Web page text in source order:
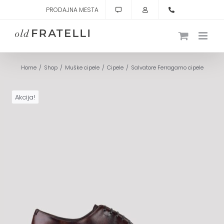
content
PRODAJNA MESTA
Home Shop Muške cipele Cipele Salvatore Ferragamo cipele
Akcija!